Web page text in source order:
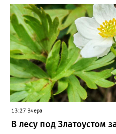
13:27 Вчера
В лесу под Златоустом